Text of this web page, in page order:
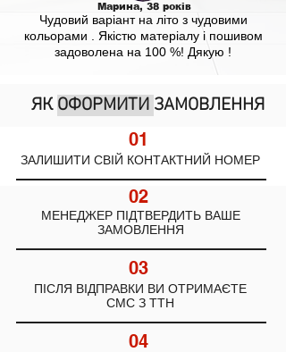
Марина, 38 років
Чудовий варіант на літо з чудовими
кольорами . Якістю матеріалу і пошивом
задоволена на 100 %! Дякую !
ЯК ОФОРМИТИ ЗАМОВЛЕННЯ
01
ЗАЛИШИТИ СВІЙ КОНТАКТНИЙ НОМЕР
02
МЕНЕДЖЕР ПІДТВЕРДИТЬ ВАШЕ
ЗАМОВЛЕННЯ
03
ПІСЛЯ ВІДПРАВКИ ВИ ОТРИМАЄТЕ
СМС З ТТН
04